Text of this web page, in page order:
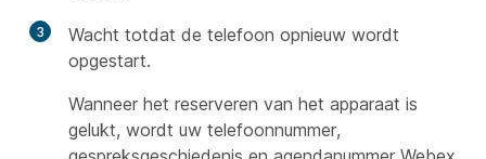
3
Wacht totdat de telefoon opnieuw wordt
opgestart.
Wanneer het reserveren van het apparaat is
gelukt, wordt uw telefoonnummer,